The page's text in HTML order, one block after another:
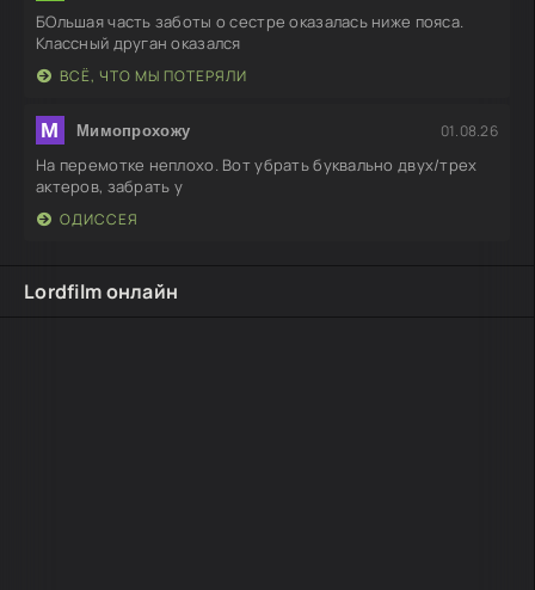
БОльшая часть заботы о сестре оказалась ниже пояса.
Классный друган оказался
ВСЁ, ЧТО МЫ ПОТЕРЯЛИ
М Мимопрохожу 01.08.26
На перемотке неплохо. Вот убрать буквально двух/трех
актеров, забрать у
ОДИССЕЯ
Lordfilm онлайн